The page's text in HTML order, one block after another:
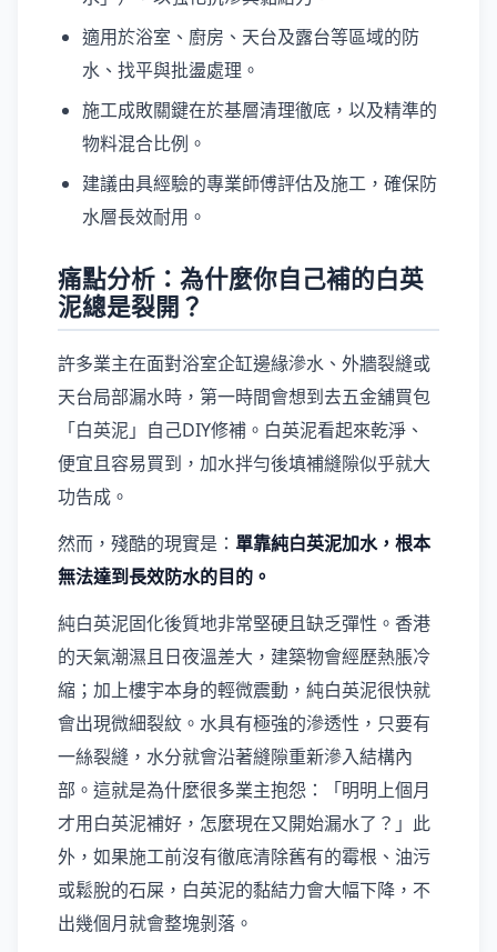
適用於浴室、廚房、天台及露台等區域的防
水、找平與批盪處理。
施工成敗關鍵在於基層清理徹底，以及精準的
物料混合比例。
建議由具經驗的專業師傅評估及施工，確保防
水層長效耐用。
痛點分析：為什麼你自己補的白英
泥總是裂開？
許多業主在面對浴室企缸邊緣滲水、外牆裂縫或
天台局部漏水時，第一時間會想到去五金舖買包
「白英泥」自己DIY修補。白英泥看起來乾淨、
便宜且容易買到，加水拌勻後填補縫隙似乎就大
功告成。
然而，殘酷的現實是： 單靠純白英泥加水，根本
無法達到長效防水的目的。
純白英泥固化後質地非常堅硬且缺乏彈性。香港
的天氣潮濕且日夜溫差大，建築物會經歷熱脹冷
縮；加上樓宇本身的輕微震動，純白英泥很快就
會出現微細裂紋。水具有極強的滲透性，只要有
一絲裂縫，水分就會沿著縫隙重新滲入結構內
部。這就是為什麼很多業主抱怨：「明明上個月
才用白英泥補好，怎麼現在又開始漏水了？」此
外，如果施工前沒有徹底清除舊有的霉根、油污
或鬆脫的石屎，白英泥的黏結力會大幅下降，不
出幾個月就會整塊剝落。